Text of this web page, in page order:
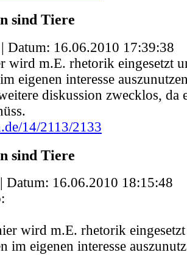
sind Tiere
Datum: 16.06.2010 17:39:38
wird m.E. rhetorik eingesetzt
eigenen interesse
diskussion zwecklos, da
14/2113/2133
sind Tiere
Datum: 16.06.2010 18:15:48
wird m.E. rhetorik
im eigenen interesse